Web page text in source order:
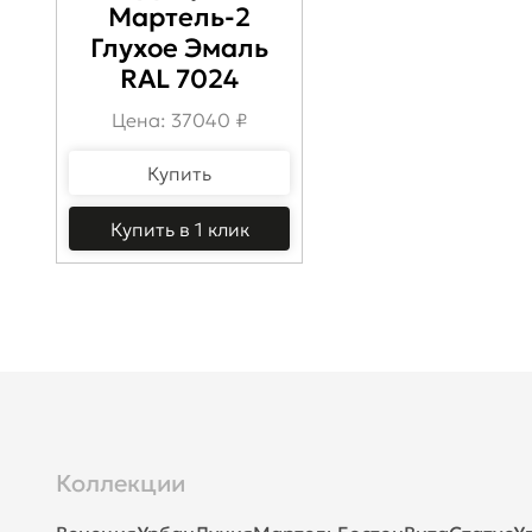
Мартель-2
Глухое Эмаль
RAL 7024
Цена: 37040 ₽
Купить
Купить в 1 клик
Коллекции